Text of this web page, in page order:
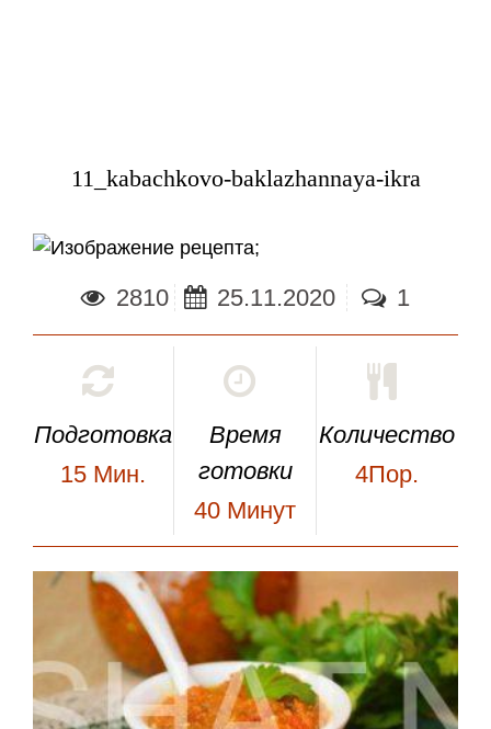
11_kabachkovo-baklazhannaya-ikra
;
2810 25.11.2020 1
Подготовка
15 Мин.
Время
готовки
40 Минут
Количество
4Пор.